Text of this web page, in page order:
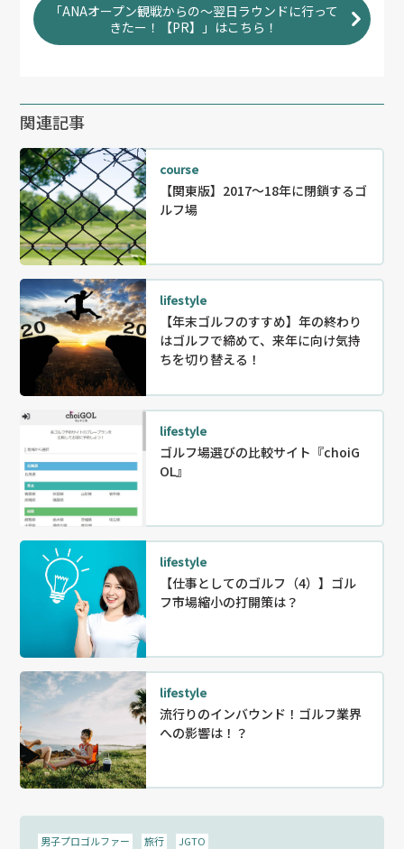
「ANAオープン観戦からの～翌日ラウンドに行って
きたー！【PR】」はこちら！
関連記事
course
【関東版】2017～18年に閉鎖するゴ
ルフ場
lifestyle
【年末ゴルフのすすめ】年の終わり
はゴルフで締めて、来年に向け気持
ちを切り替える！
lifestyle
ゴルフ場選びの比較サイト『choiG
OL』
lifestyle
【仕事としてのゴルフ（4）】ゴル
フ市場縮小の打開策は？
lifestyle
流行りのインバウンド！ゴルフ業界
への影響は！？
男子プロゴルファー 旅行 JGTO